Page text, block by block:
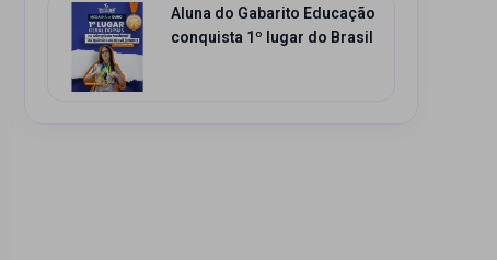
Aluna do Gabarito Educação
conquista 1º lugar do Brasil